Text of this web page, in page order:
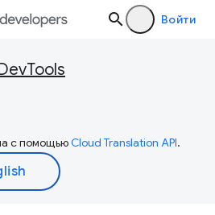
Войти
с помощьюCloud Translation API.